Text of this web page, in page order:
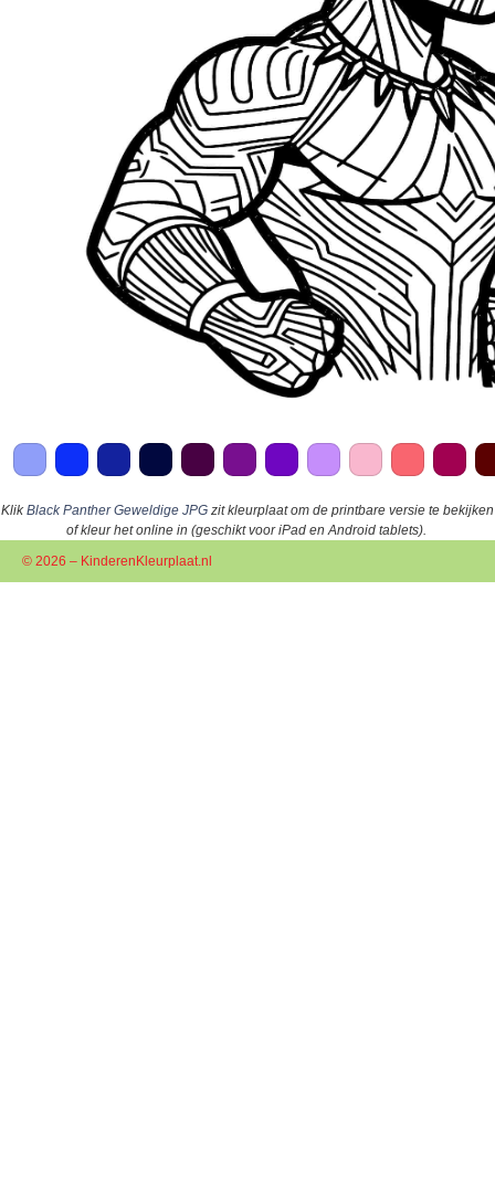
KlikBlack Panther Geweldige JPG zit kleurplaat om de printbare versie te bekijken
of kleur het online in (geschikt voor iPad en Android tablets).
© 2026 – KinderenKleurplaat.nl